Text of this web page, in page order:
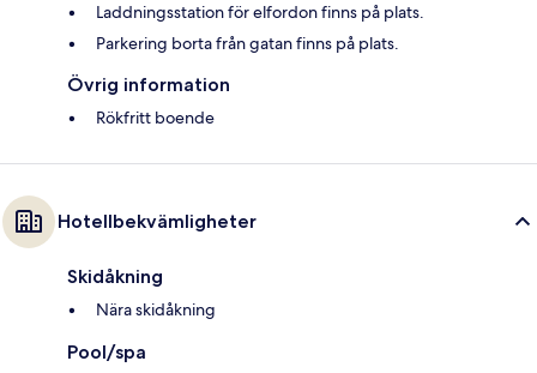
Laddningsstation för elfordon finns på plats.
Parkering borta från gatan finns på plats.
Övrig information
Rökfritt boende
Hotellbekvämligheter
Skidåkning
Nära skidåkning
Pool/spa